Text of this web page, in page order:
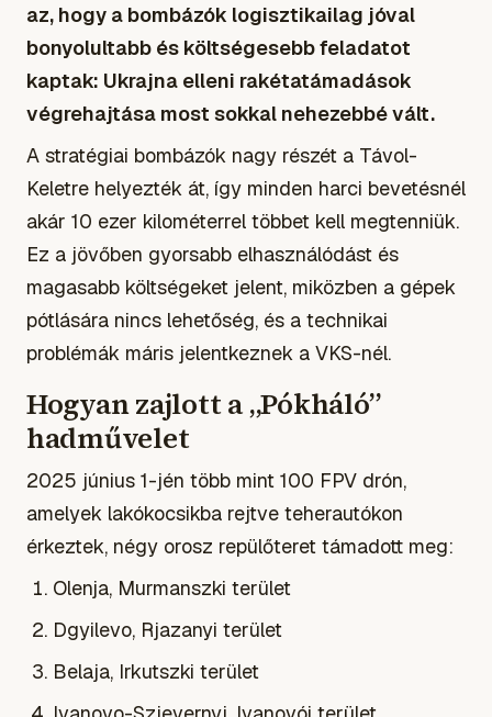
az, hogy a bombázók logisztikailag jóval
bonyolultabb és költségesebb feladatot
kaptak: Ukrajna elleni rakétatámadások
végrehajtása most sokkal nehezebbé vált.
A stratégiai bombázók nagy részét a Távol-
Keletre helyezték át, így minden harci bevetésnél
akár 10 ezer kilométerrel többet kell megtenniük.
Ez a jövőben gyorsabb elhasználódást és
magasabb költségeket jelent, miközben a gépek
pótlására nincs lehetőség, és a technikai
problémák máris jelentkeznek a VKS-nél.
Hogyan zajlott a „Pókháló”
hadművelet
2025 június 1-jén több mint 100 FPV drón,
amelyek lakókocsikba rejtve teherautókon
érkeztek, négy orosz repülőteret támadott meg:
Olenja, Murmanszki terület
Dgyilevo, Rjazanyi terület
Belaja, Irkutszki terület